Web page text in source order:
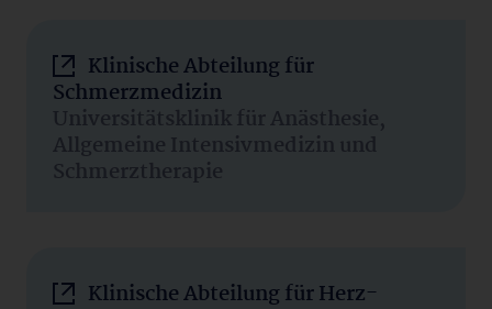
Klinische Abteilung für
Schmerzmedizin
Universitätsklinik für Anästhesie,
Allgemeine Intensivmedizin und
Schmerztherapie
Klinische Abteilung für Herz-